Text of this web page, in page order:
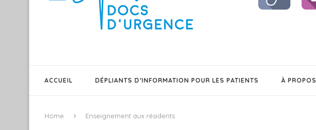
ACCUEIL DÉPLIANTS D’INFORMATION POUR LES PATIENTS À PROPOS
Home Enseignement aux résidents